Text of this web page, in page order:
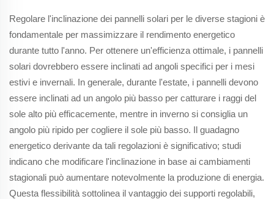
Regolare l'inclinazione dei pannelli solari per le diverse stagioni è
fondamentale per massimizzare il rendimento energetico
durante tutto l'anno. Per ottenere un'efficienza ottimale, i pannelli
solari dovrebbero essere inclinati ad angoli specifici per i mesi
estivi e invernali. In generale, durante l'estate, i pannelli devono
essere inclinati ad un angolo più basso per catturare i raggi del
sole alto più efficacemente, mentre in inverno si consiglia un
angolo più ripido per cogliere il sole più basso. Il guadagno
energetico derivante da tali regolazioni è significativo; studi
indicano che modificare l'inclinazione in base ai cambiamenti
stagionali può aumentare notevolmente la produzione di energia.
Questa flessibilità sottolinea il vantaggio dei supporti regolabili,